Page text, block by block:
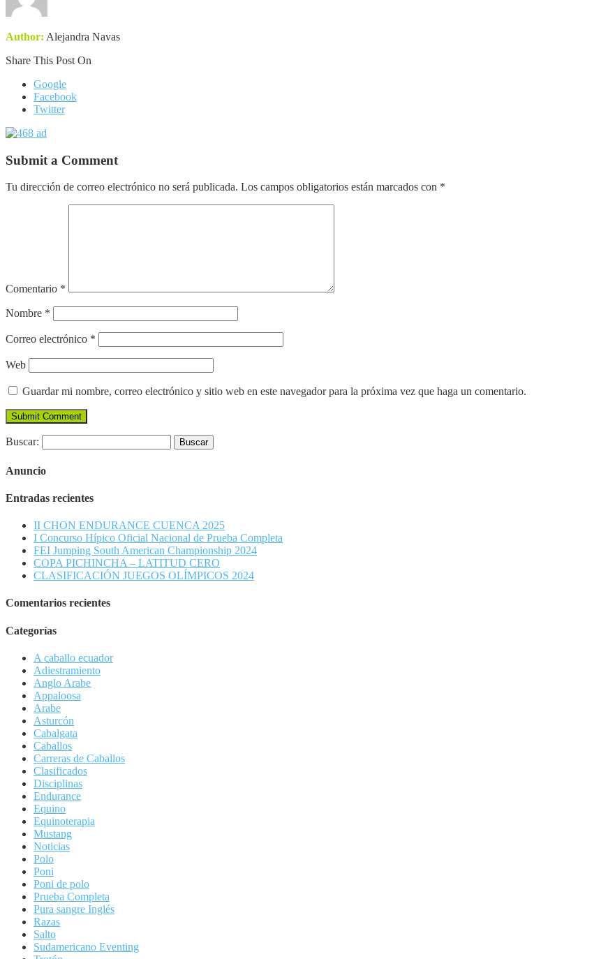
Author: Alejandra Navas
Share This Post On
Google
Facebook
Twitter
Submit a Comment
Tu dirección de correo electrónico no será publicada. Los campos obligatorios están marcados con *
Comentario *
Nombre *
Correo electrónico *
Web
Guardar mi nombre, correo electrónico y sitio web en este navegador para la próxima vez que haga un comentario.
Buscar:
Anuncio
Entradas recientes
II CHON ENDURANCE CUENCA 2025
I Concurso Hípico Oficial Nacional de Prueba Completa
FEI Jumping South American Championship 2024
COPA PICHINCHA – LATITUD CERO
CLASIFICACIÓN JUEGOS OLÍMPICOS 2024
Comentarios recientes
Categorías
A caballo ecuador
Adiestramiento
Anglo Arabe
Appaloosa
Arabe
Asturcón
Cabalgata
Caballos
Carreras de Caballos
Clasificados
Disciplinas
Endurance
Equino
Equinoterapia
Mustang
Noticias
Polo
Poni
Poni de polo
Prueba Completa
Pura sangre Inglés
Razas
Salto
Sudamericano Eventing